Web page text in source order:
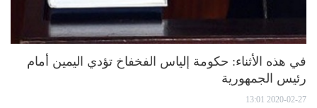
في هذه الأثناء: حكومة إلياس الفخفاخ تؤدي اليمين أمام
رئيس الجمهورية
2020-02-27 13:01